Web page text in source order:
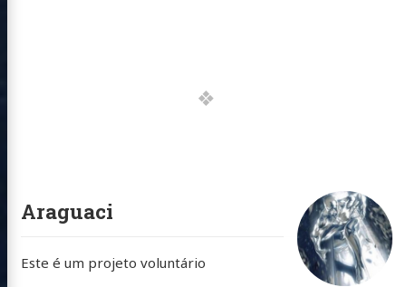
Araguaci
Este é um projeto voluntário